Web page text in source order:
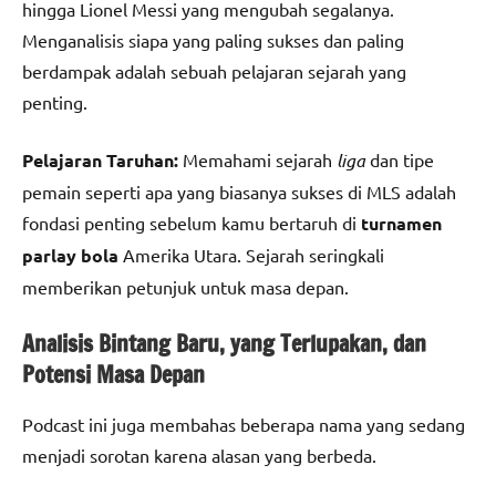
hingga Lionel Messi yang mengubah segalanya.
Menganalisis siapa yang paling sukses dan paling
berdampak adalah sebuah pelajaran sejarah yang
penting.
Pelajaran Taruhan: Memahami sejarah ligadan tipe
pemain seperti apa yang biasanya sukses di MLS adalah
fondasi penting sebelum kamu bertaruh di turnamen
parlay bola Amerika Utara. Sejarah seringkali
memberikan petunjuk untuk masa depan.
Analisis Bintang Baru, yang Terlupakan, dan
Potensi Masa Depan
Podcast ini juga membahas beberapa nama yang sedang
menjadi sorotan karena alasan yang berbeda.